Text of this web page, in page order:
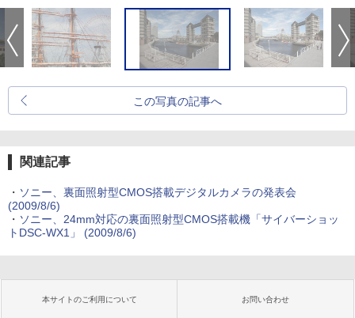
この写真の記事へ
関連記事
・ ソニー、裏面照射型CMOS搭載デジタルカメラの発表会
(2009/8/6)
・ ソニー、24mm対応の裏面照射型CMOS搭載機「サイバーショッ
トDSC-WX1」 (2009/8/6)
本サイトのご利用について お問い合わせ